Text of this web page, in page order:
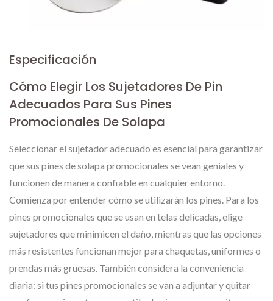
Especificación
Cómo Elegir Los Sujetadores De Pin
Adecuados Para Sus Pines
Promocionales De Solapa
Seleccionar el sujetador adecuado es esencial para garantizar
que sus pines de solapa promocionales se vean geniales y
funcionen de manera confiable en cualquier entorno.
Comienza por entender cómo se utilizarán los pines. Para los
pines promocionales que se usan en telas delicadas, elige
sujetadores que minimicen el daño, mientras que las opciones
más resistentes funcionan mejor para chaquetas, uniformes o
prendas más gruesas. También considera la conveniencia
diaria: si tus pines promocionales se van a adjuntar y quitar